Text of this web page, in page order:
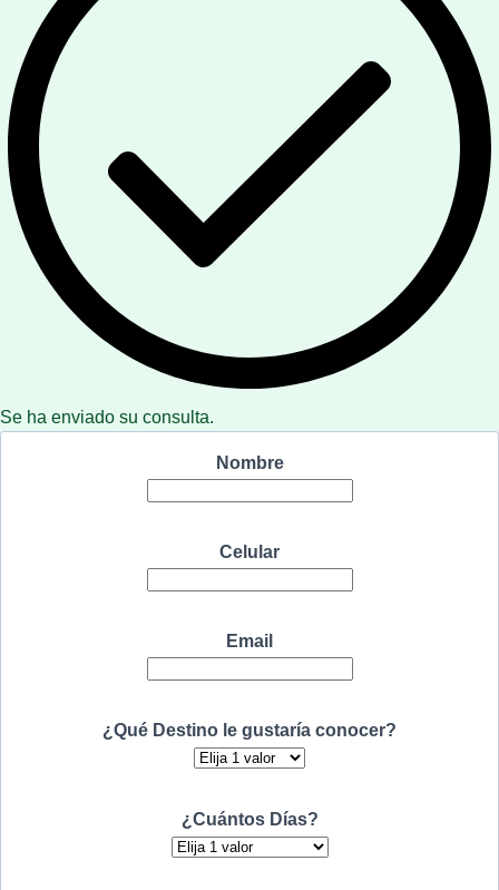
Se ha enviado su consulta.
Nombre
Celular
Email
¿Qué Destino le gustaría conocer?
¿Cuántos Días?